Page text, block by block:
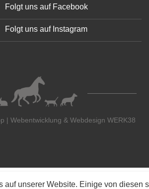
Folgt uns auf Facebook
Folgt uns auf Instagram
| Webentwicklung & Webdesign WERK38
auf unserer Website. Einige von diesen